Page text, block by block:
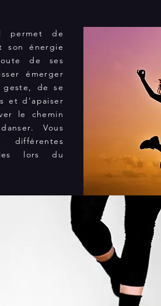
permet de
son énergie
de ses
émerger
geste, de se
et d'apaiser
le chemin
Vous
différentes
lors du